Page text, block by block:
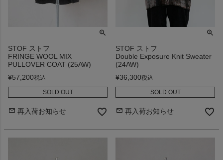
STOF ストフ
FRINGE WOOL MIX
PULLOVER COAT (25AW)
¥57,200税込
SOLD OUT
再入荷お知らせ
STOF ストフ
Double Exposure Knit Sweater
(24AW)
¥36,300税込
SOLD OUT
再入荷お知らせ